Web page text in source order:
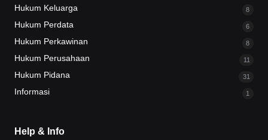
Hukum Keluarga 8
Hukum Perdata 6
Hukum Perkawinan 8
Hukum Perusahaan 11
Hukum Pidana 31
Informasi 1
Help & Info